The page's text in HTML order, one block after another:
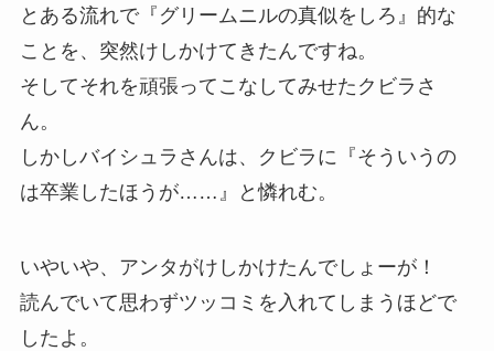
とある流れで『グリームニルの真似をしろ』的な
ことを、突然けしかけてきたんですね。
そしてそれを頑張ってこなしてみせたクビラさ
ん。
しかしバイシュラさんは、クビラに『そういうの
は卒業したほうが……』と憐れむ。
いやいや、アンタがけしかけたんでしょーが！
読んでいて思わずツッコミを入れてしまうほどで
したよ。